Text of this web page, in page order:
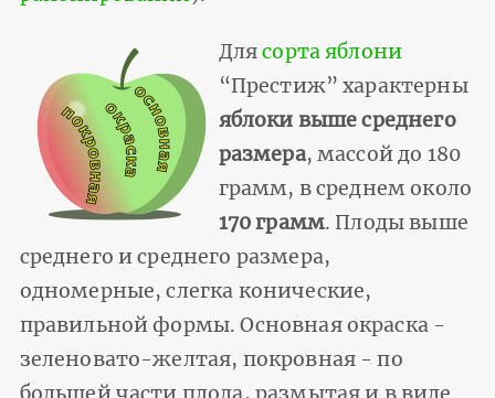
Длясорта яблони
“Престиж” характерны
яблоки выше среднего
размера, массой до 180
грамм, в среднем около
170 грамм. Плоды выше
среднего и среднего размера,
одномерные, слегка конические,
правильной формы. Основная окраска -
зеленовато-желтая, покровная - по